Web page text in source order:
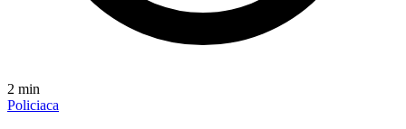
2 min
Policiaca